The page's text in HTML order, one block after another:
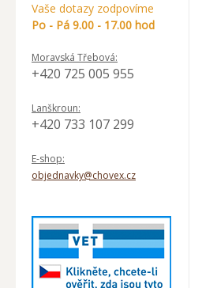
Vaše dotazy zodpovíme
Po - Pá 9.00 - 17.00 hod
Moravská Třebová:
+420 725 005 955
Lanškroun:
+420 733 107 299
E-shop:
objednavky@chovex.cz